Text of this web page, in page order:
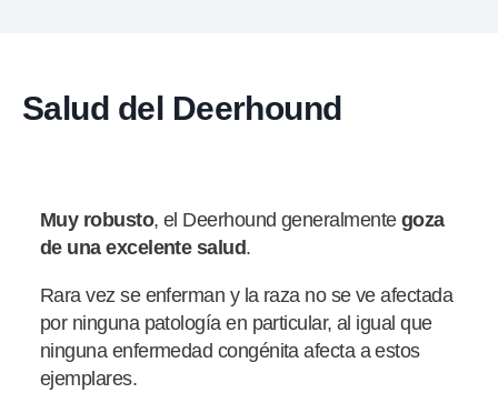
Salud del Deerhound
Muy robusto, el Deerhound generalmente goza
de una excelente salud.
Rara vez se enferman y la raza no se ve afectada
por ninguna patología en particular, al igual que
ninguna enfermedad congénita afecta a estos
ejemplares.